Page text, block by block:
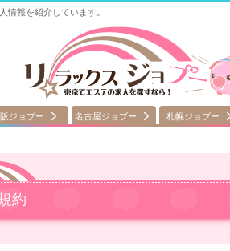
情報を紹介しています。
ジョブー 名古屋ジョブー 札幌ジョブー
約